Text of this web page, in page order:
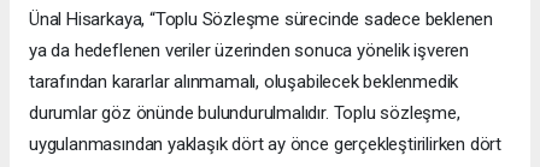
Ünal Hisarkaya, “Toplu Sözleşme sürecinde sadece beklenen
ya da hedeflenen veriler üzerinden sonuca yönelik işveren
tarafından kararlar alınmamalı, oluşabilecek beklenmedik
durumlar göz önünde bulundurulmalıdır. Toplu sözleşme,
uygulanmasından yaklaşık dört ay önce gerçekleştirilirken dört